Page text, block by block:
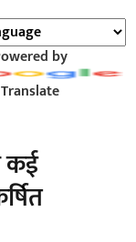
by
Translate
कई